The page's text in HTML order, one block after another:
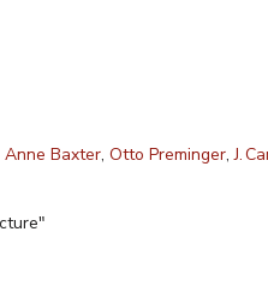
Anne Baxter Otto Preminger J.